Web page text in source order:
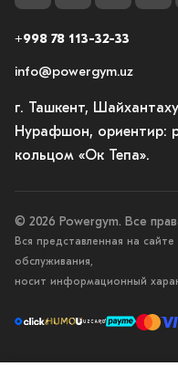
+998 78 113-32-33
info@powergym.uz
г. Ташкент,
Нурафшон, ориентир:
кольцом «Ок Тепа».
© 2026 Powergym. Все
Вся представленная на
обслуживания,
носит информационный